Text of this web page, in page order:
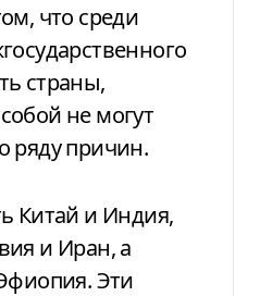
что среди
страны,
не могут
ряду причин.
Китай и Индия,
и Иран, а
Эти